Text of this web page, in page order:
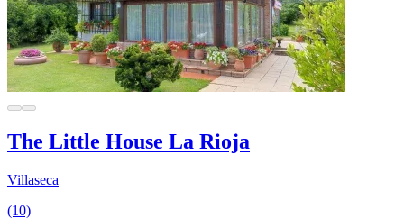
The Little House La Rioja
Villaseca
(10)